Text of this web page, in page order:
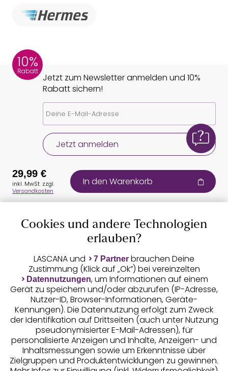
10%
Rabatt
Jetzt zum Newsletter anmelden und 10%
Rabatt sichern!
Jetzt anmelden
Auszeichnungen
Geprüfte Sicherheit
29,99 €
inkl. MwSt. zzgl.
Versandkosten
In den Warenkorb
Cookies und andere Technologien
erlauben?
LASCANA und 7 Partner brauchen Deine
Zustimmung (Klick auf „Ok”) bei vereinzelten
Datennutzungen, um Informationen auf einem
Gerät zu speichern und/oder abzurufen (IP-Adresse,
Nutzer-ID, Browser-Informationen, Geräte-
Kennungen). Die Datennutzung erfolgt zum Zweck
der Identifikation auf Drittseiten (auch unter Nutzung
pseudonymisierter E-Mail-Adressen), für
personalisierte Anzeigen und Inhalte, Anzeigen- und
Inhaltsmessungen sowie um Erkenntnisse über
Zielgruppen und Produktentwicklungen zu gewinnen.